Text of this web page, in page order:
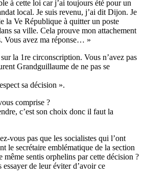
à cette loi car j’ai toujours été pour un
local. Je suis revenu, j’ai dit Dijon. Je
la Ve République à quitter un poste
sa ville. Cela prouve mon attachement
Vous avez ma réponse… »
la 1re circonscription. Vous n’avez pas
Grandguillaume de ne pas se
sa décision ».
comprise ?
c’est son choix donc il faut la
vous pas que les socialistes qui l’ont
le secrétaire emblématique de la section
même sentis orphelins par cette décision ?
de leur éviter d’avoir ce